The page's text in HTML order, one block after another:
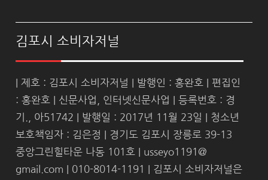
김포시 소비자저널
| 제호 : 김포시 소비자저널 | 발행인 : 홍완호 | 편집인
: 홍완호 | 신문사업, 인터넷신문사업 | 등록번호 : 경
기., 아51742 | 발행일 : 2017년 11월 23일 | 청소년
보호책임자 : 김은정 | 경기도 김포시 장릉로 39-13
중앙그린힐타운 나동 101호 | usseyo1191@
gmail.com | 010-8014-1191 | 김포시 소비자저널은